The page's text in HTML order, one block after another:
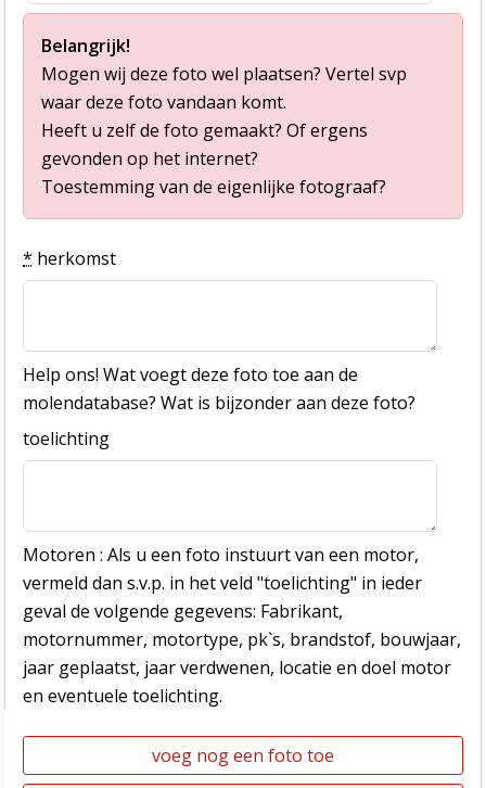
Belangrijk!
Mogen wij deze foto wel plaatsen? Vertel svp
waar deze foto vandaan komt.
Heeft u zelf de foto gemaakt? Of ergens
gevonden op het internet?
Toestemming van de eigenlijke fotograaf?
* herkomst
Help ons! Wat voegt deze foto toe aan de
molendatabase? Wat is bijzonder aan deze foto?
toelichting
Motoren : Als u een foto instuurt van een motor,
vermeld dan s.v.p. in het veld "toelichting" in ieder
geval de volgende gegevens: Fabrikant,
motornummer, motortype, pk`s, brandstof, bouwjaar,
jaar geplaatst, jaar verdwenen, locatie en doel motor
en eventuele toelichting.